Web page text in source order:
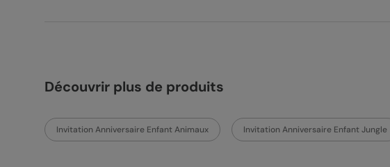
Découvrir plus de produits
Invitation Anniversaire Enfant Animaux Invitation Anniversaire Enfant Jungle